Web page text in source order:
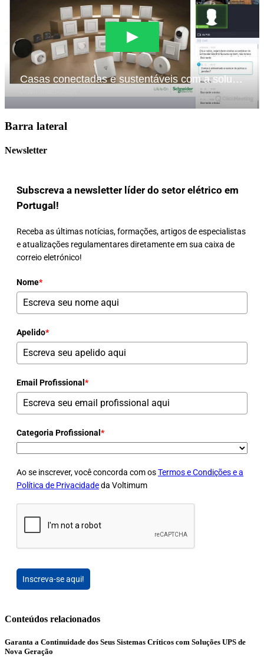
Barra lateral
Newsletter
Subscreva a newsletter líder do setor elétrico em
Portugal!
Receba as últimas notícias, formações, artigos de especialistas
e atualizações regulamentares diretamente em sua caixa de
correio eletrónico!
Nome*
Apelido*
Email Profissional *
Categoria Profissional *
Ao se inscrever, você concorda com osTermos e Condições e a
Política de Privacidadeda Voltimum
Inscreva-se aqui!
Conteúdos relacionados
Garanta a Continuidade dos Seus Sistemas Críticos com Soluções UPS de
Nova Geração